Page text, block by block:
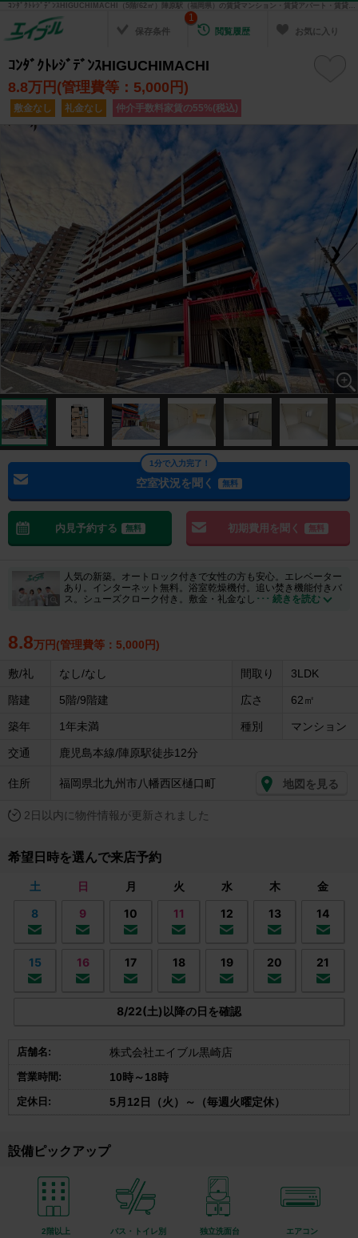
ｺﾝﾀﾞｸﾄﾚｼﾞﾃﾞﾝｽHIGUCHIMACHI（5階/62㎡）陣原駅（福岡県）の賃貸マンション・賃貸アパート・賃貸住宅の不動産情報を検索！ 不動産賃貸の物件探しは、お部屋探しのエイブル
保存条件 閲覧履歴
1
お気に入り
ｺﾝﾀﾞｸﾄﾚｼﾞﾃﾞﾝｽHIGUCHIMACHI
8.8万円(管理費等：5,000円)
敷金なし 礼金なし 仲介手数料家賃の55%(税込)
空室状況を聞く 無料
1分で入力完了！
内見予約する 無料 初期費用を聞く 無料
人気の新築。オートロック付きで女性の方も安心。エレベーター
あり。インターネット無料。浴室乾燥機付。追い焚き機能付きバ
ス。シューズクローク付き。敷金・礼金なし ･･･ 続きを読む
8.8万円(管理費等：5,000円)
敷/礼 なし/なし 間取り 3LDK
階建 5階/9階建 広さ 62㎡
築年 1年未満 種別 マンション
交通 鹿児島本線/陣原駅徒歩12分
住所 福岡県北九州市八幡西区樋口町 地図を見る
2日以内に物件情報が更新されました
希望日時を選んで来店予約
土 日 月 火 水 木
金
8
9 10 11 12 13 14
15 16 17 18 19 20 21
8/22(土)以降の日を確認
店舗名: 株式会社エイブル黒崎店
営業時間: 10時～18時
定休日: 5月12日（火）～（毎週火曜定休）
設備ピックアップ
2階以上 バス・トイレ別 独立洗面台 エアコン